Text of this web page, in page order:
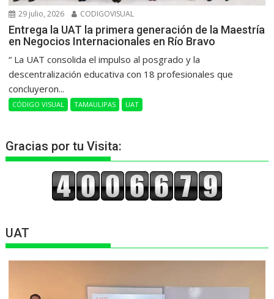
29 julio, 2026 CODIGOVISUAL
Entrega la UAT la primera generación de la Maestría
en Negocios Internacionales en Río Bravo
“ La UAT consolida el impulso al posgrado y la
descentralización educativa con 18 profesionales que
concluyeron...
CÓDIGO VISUAL TAMAULIPAS UAT
Gracias por tu Visita:
UAT